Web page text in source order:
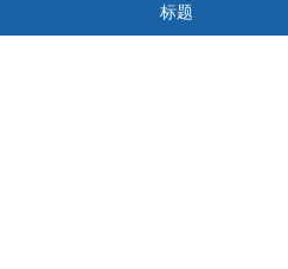
标题